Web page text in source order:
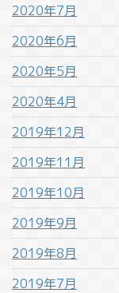
2020年7月
2020年6月
2020年5月
2020年4月
2019年12月
2019年11月
2019年10月
2019年9月
2019年8月
2019年7月